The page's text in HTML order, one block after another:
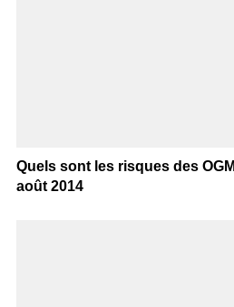
Quels sont les risques des
août 2014